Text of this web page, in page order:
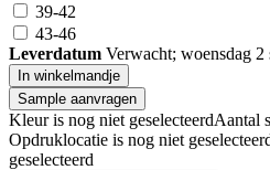
39-42
43-46
Leverdatum Verwacht; woensdag 2
In winkelmandje
Sample aanvragen
Kleur is nog niet geselecteerdAantal
Opdruklocatie is nog niet
geselecteerd